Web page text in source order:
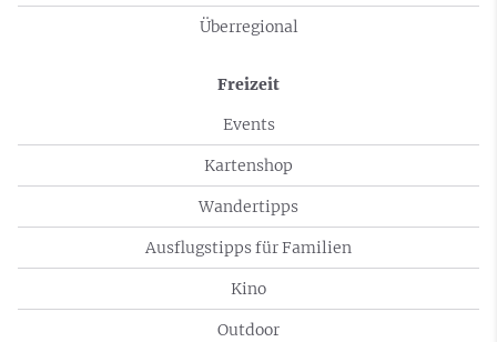
Überregional
Freizeit
Events
Kartenshop
Wandertipps
Ausflugstipps für Familien
Kino
Outdoor